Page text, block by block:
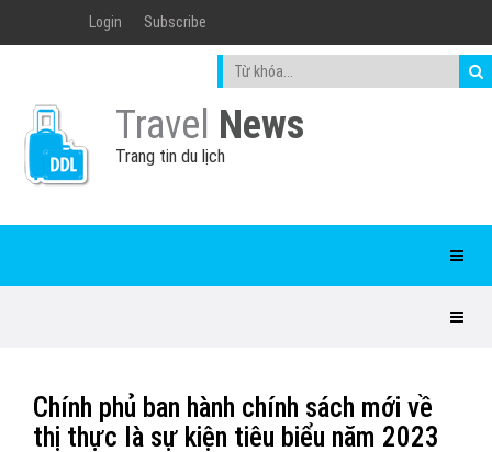
Login Subscribe
Travel News
Trang tin du lịch
Chính phủ ban hành chính sách mới về
thị thực là sự kiện tiêu biểu năm 2023